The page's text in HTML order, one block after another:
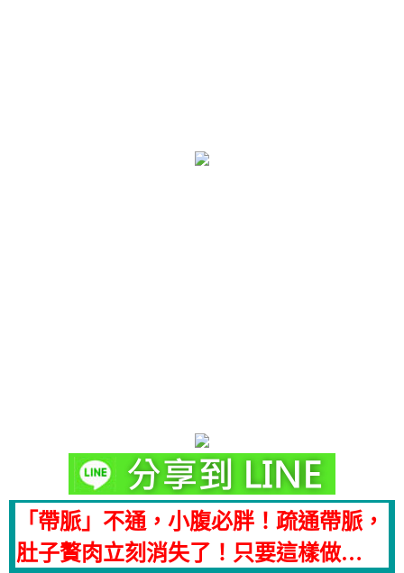
「帶脈」不通，小腹必胖！疏通帶脈，
肚子贅肉立刻消失了！只要這樣做…